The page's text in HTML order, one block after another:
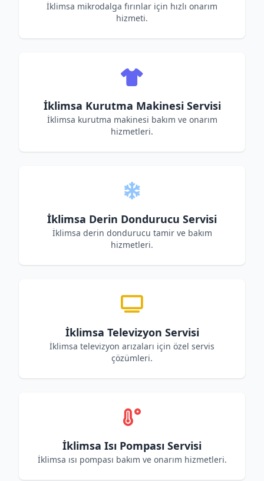
İklimsa mikrodalga fırınlar için hızlı onarım
hizmeti.
İklimsa Kurutma Makinesi Servisi
İklimsa kurutma makinesi bakım ve onarım
hizmetleri.
İklimsa Derin Dondurucu Servisi
İklimsa derin dondurucu tamir ve bakım
hizmetleri.
İklimsa Televizyon Servisi
İklimsa televizyon arızaları için özel servis
çözümleri.
İklimsa Isı Pompası Servisi
İklimsa ısı pompası bakım ve onarım hizmetleri.